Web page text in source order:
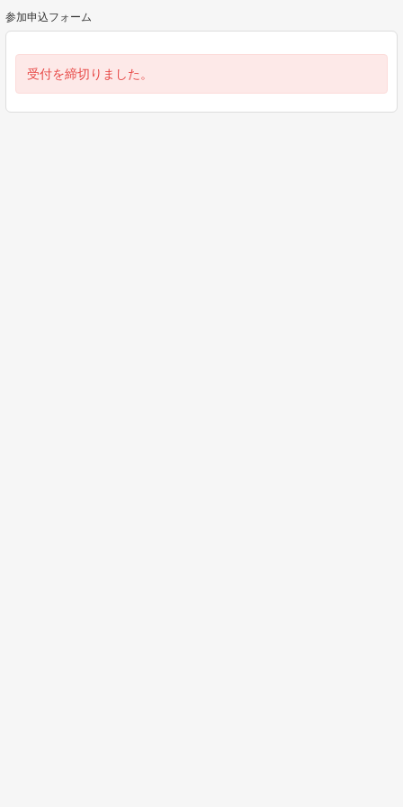
参加申込フォーム
受付を締切りました。